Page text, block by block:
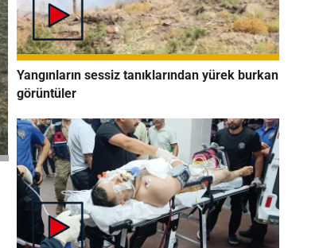
Yangınların sessiz tanıklarından yürek burkan
görüntüler